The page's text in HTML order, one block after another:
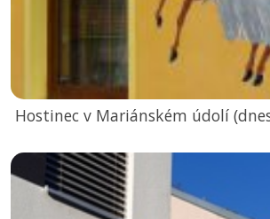
Hostinec v Mariánském údolí